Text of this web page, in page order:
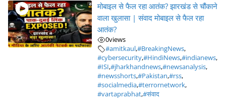
मोबाइल से फैल रहा आतंक? झारखंड से चौंकाने
वाला खुलासा | संवाद मोबाइल से फैल रहा
आतंक?
0views
#amitkaul,#BreakingNews,
#cybersecurity,#HindiNews,#indianews,
#ISI,#jharkhandnews,#newsanalysis,
#newsshorts,#Pakistan,#rss,
#socialmedia,#terrornetwork,
#vartaprabhat,#संवाद